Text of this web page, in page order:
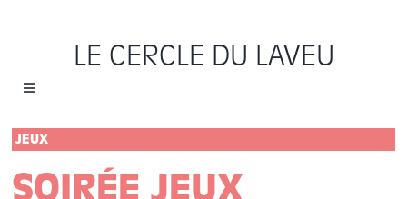
LE CERCLE DU LAVEU
Toggle
Accueil
Cycles
JEUX
SOIRÉE JEUX